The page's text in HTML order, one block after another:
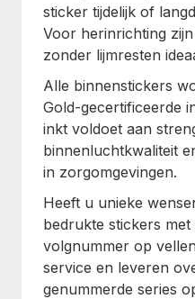
sticker tijdelijk of
Voor herinrichting
zonder lijmresten
Alle binnenstickers
Gold-gecertificeerde
inkt voldoet aan
binnenluchtkwaliteit
in zorgomgevingen.
Heeft u unieke
bedrukte stickers
volgnummer op
service en leveren
genummerde series